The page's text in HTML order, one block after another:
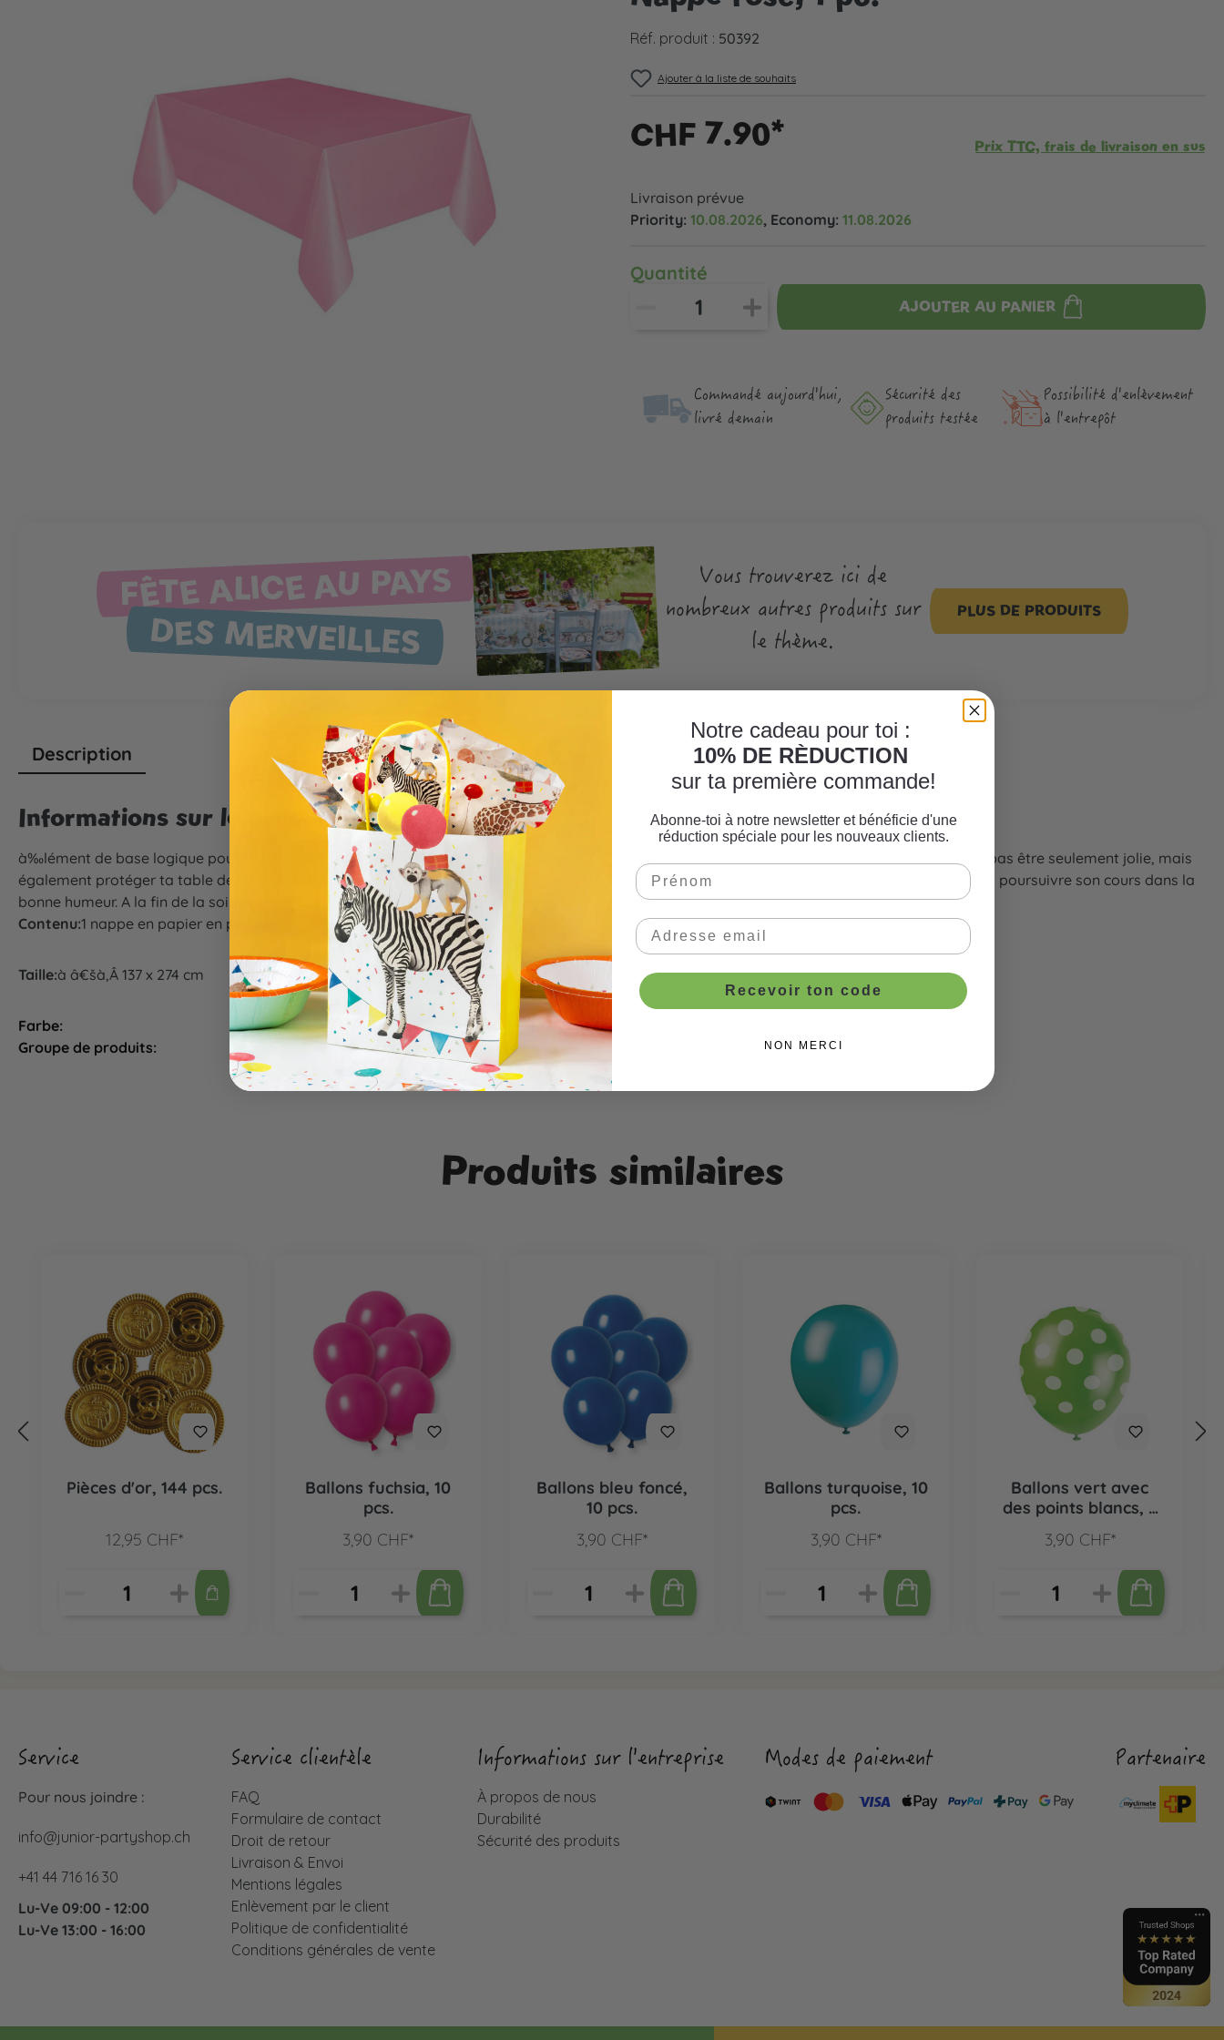
Réf. produit : 50392
Ajouter à la liste de souhaits
CHF 7.90* Prix TTC, frais de livraison en sus
Livraison prévue
Priority: 10.08.2026, Economy: 11.08.2026
Quantité
AJOUTER AU PANIER
Commandé aujourd'hui,
livré demain
Sécurité des
produits testée
Possibilité d'enlèvement
à l'entrepôt
FÊTE ALICE AU PAYS
DES MERVEILLES
Vous trouverez ici de
nombreux autres produits sur
le thème.
PLUS DE PRODUITS
Description
Informations sur le produit "Nappe rose, 1 pc."
à‰lément de base logique pour ta décoration de table: une nappe en plastique qui rappelle le thème célébré. Cependant, cette nappe ne doit pas être seulement jolie, mais
également protéger ta table des boissons collantes ou renversées. En cas de salissures, tu n'as plus qu'à Â simplement l'essuyer, et la fête peut poursuivre son cours dans la
bonne humeur. A la fin de la soirée, cette nappe jetable peut être rapidement et simplement mise à la poubelle.
Contenu:1 nappe en papier en plastique
Taille:à â€šà‚Â 137 x 274 cm
Farbe:
pink
Groupe de produits:
Articles de table
Produits similaires
Pièces d'or, 144 pcs.
12,95 CHF*
Ballons fuchsia, 10
pcs.
3,90 CHF*
Ballons bleu foncé,
10 pcs.
3,90 CHF*
Ballons turquoise, 10
pcs.
3,90 CHF*
Ballons vert avec
des points blancs, 6
3,90 CHF*
Service
Pour nous joindre :
info@junior-partyshop.ch
+41 44 716 16 30
Lu-Ve 09:00 - 12:00
Lu-Ve 13:00 - 16:00
Service clientèle
FAQ
Formulaire de contact
Droit de retour
Livraison & Envoi
Mentions légales
Enlèvement par le client
Politique de confidentialité
Conditions générales de vente
Informations sur l'entreprise
À propos de nous
Durabilité
Sécurité des produits
Modes de paiement Partenaire
Notre cadeau pour toi :
10% DE RÈDUCTION
sur ta première commande!
Abonne-toi à notre newsletter et bénéficie d'une
réduction spéciale pour les nouveaux clients.
Recevoir ton code
NON MERCI